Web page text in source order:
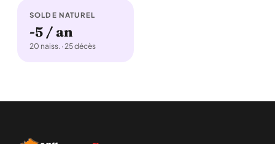
SOLDE NATUREL
-5 / an
20 naiss. · 25 décès